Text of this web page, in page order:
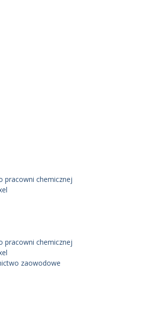
pracowni chemicznej
pracowni chemicznej
zaowodowe